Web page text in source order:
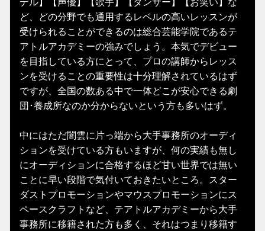
ど、どの分野でも通用するレベルの高いレッスンが
受けられることができるのは総合芸能学院であるテ
アトルアカデミーの強みでしょう。本気でデビュー
を目指している方にとって、プロの講師からレッス
ンを受けることの重要性は十分理解されているはず
ですが、全国の数ある中で一体どこが安心できる劇
団･養成所なのか分からないという方も多いはず。
中にはただ闇雲に片っ端から大手事務所のオーディ
ションを受けている方もいますが、何の実績も無し
にオーディションに合格するほど甘い世界では無い
ことに早い段階で気付いておきたいところ。スター
ダストプロモーションやマウスプロモーションにス
ペースクラフトなど、テアトルアカデミーから大手
事務所に移籍された方も多く、それはつまり移籍す